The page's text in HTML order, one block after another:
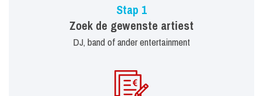
Stap 1
Zoek de gewenste artiest
DJ, band of ander entertainment